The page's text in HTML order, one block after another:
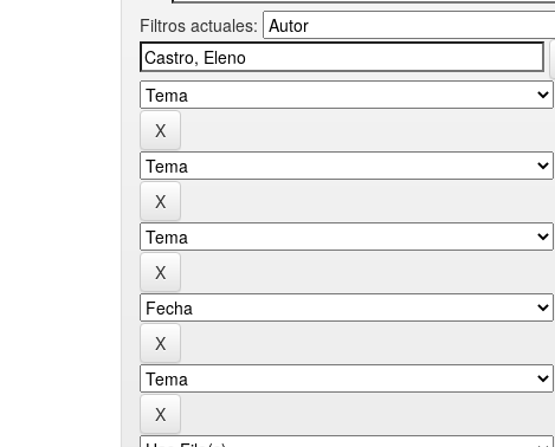
Filtros actuales: